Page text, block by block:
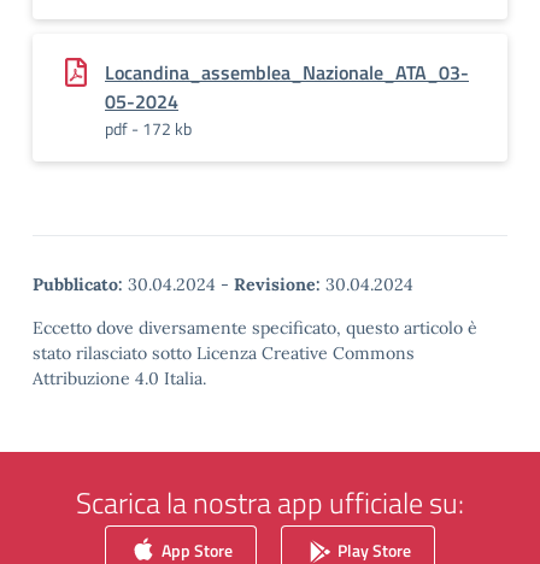
Locandina_assemblea_Nazionale_ATA_03-
05-2024
pdf - 172 kb
Pubblicato: 30.04.2024 - Revisione: 30.04.2024
Eccetto dove diversamente specificato, questo articolo è
stato rilasciato sotto Licenza Creative Commons
Attribuzione 4.0 Italia.
Scarica la nostra app ufficiale su:
App Store Play Store